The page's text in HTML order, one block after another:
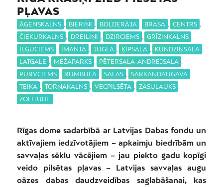
PĻAVAS
ĀGENSKALNS , BIERIŅI , BOLDERĀJA , BRASA , CENTRS ,
ČIEKURKALNS , DREILIŅI , DZIRCIEMS , GRĪZIŅKALNS ,
IĻĢUCIEMS , IMANTA , JUGLA , ĶĪPSALA , KUNDZIŅSALA ,
LATGALE , MEŽAPARKS , PĒTERSALA-ANDREJSALA ,
PURVCIEMS , RUMBULA , SALAS , SARKANDAUGAVA ,
TEIKA , TORŅAKALNS , VECPILSĒTA , ZASULAUKS ,
ZOLITŪDE
Rīgas dome sadarbībā ar Latvijas Dabas fondu un
aktīvajiem iedzīvotājiem – apkaimju biedrībām un
savvaļas sēklu vācējiem – jau piekto gadu kopīgi
veido pilsētas pļavas – Latvijas savvaļas augu
oāzes dabas daudzveidības saglabāšanai, kas